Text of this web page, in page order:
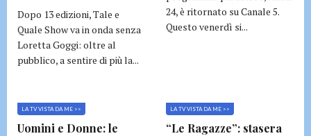
Dopo 13 edizioni, Tale e
Quale Show va in onda senza
Loretta Goggi: oltre al
pubblico, a sentire di più la...
24, è ritornato su Canale 5.
Questo venerdì si...
LA TV VISTA DA ME >>
Uomini e Donne: le
LA TV VISTA DA ME >>
“Le Ragazze”: stasera